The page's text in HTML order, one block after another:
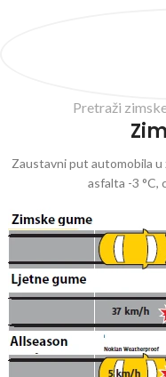
Pretraži
Zaustavni put automobila u
asfalta -3 °C,